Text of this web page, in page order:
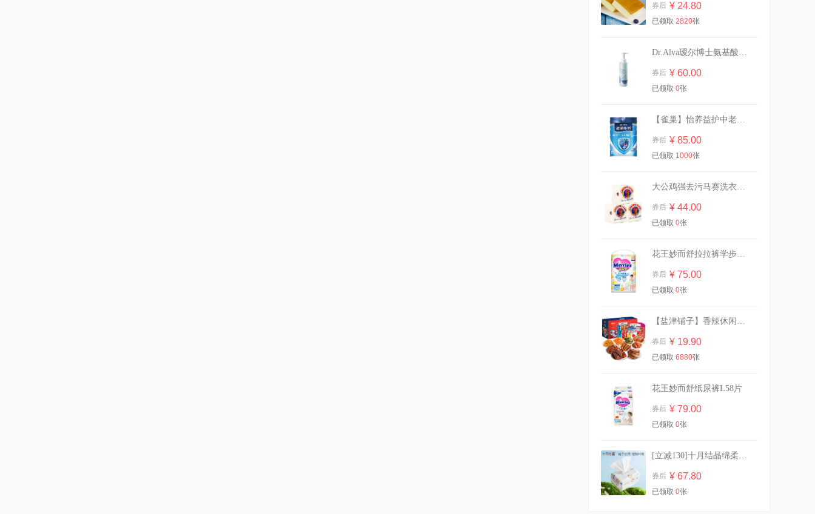
券后 ¥ 13.90
干皮水润版
券后 ¥ 118.00
强生婴儿油宝宝抚触按摩润肤
精油
券后 ¥ 25.90
立白内衣内裤除菌洗衣液480g
拍10包赠2包共12包无护垫
券后 ¥ 33.90
券后 ¥ 39.88
券后 ¥ 24.80
已领取 2820张
Dr.Alva瑷尔博士氨基酸洁颜蜜120ml
券后 ¥ 60.00
已领取 0张
【雀巢】怡养益护中老年成人奶粉850g
券后 ¥ 85.00
已领取 1000张
大公鸡强去污马赛洗衣皂300g*3块
券后 ¥ 44.00
已领取 0张
花王妙而舒拉拉裤学步裤L44片
券后 ¥ 75.00
已领取 0张
【盐津铺子】香辣休闲零食大礼包30包
券后 ¥ 19.90
已领取 6880张
花王妙而舒纸尿裤L58片
券后 ¥ 79.00
已领取 0张
[立减130]十月结晶绵柔巾加厚洗脸巾80抽*10
券后 ¥ 67.80
已领取 0张